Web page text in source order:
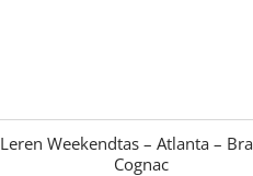
Leren Weekendtas – Atlanta –
Cognac